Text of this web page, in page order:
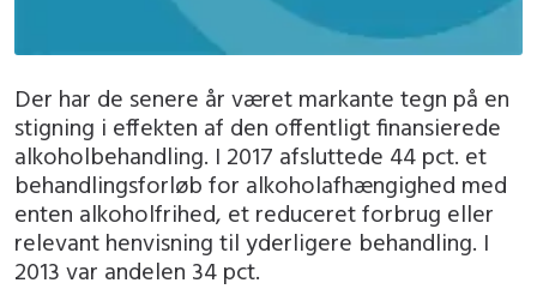
Der har de senere år været markante tegn på en
stigning i effekten af den offentligt finansierede
alkoholbehandling. I 2017 afsluttede 44 pct. et
behandlingsforløb for alkoholafhængighed med
enten alkoholfrihed, et reduceret forbrug eller
relevant henvisning til yderligere behandling. I
2013 var andelen 34 pct.